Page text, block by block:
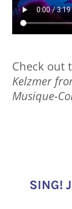
Check out
Kelzmer
Musique-
SING!